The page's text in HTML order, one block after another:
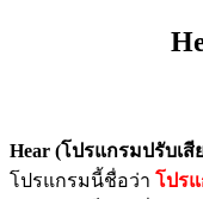
Hear (โปรแกรมปรับเสี
โปรแกรมนี้ชื่อว่า โปร